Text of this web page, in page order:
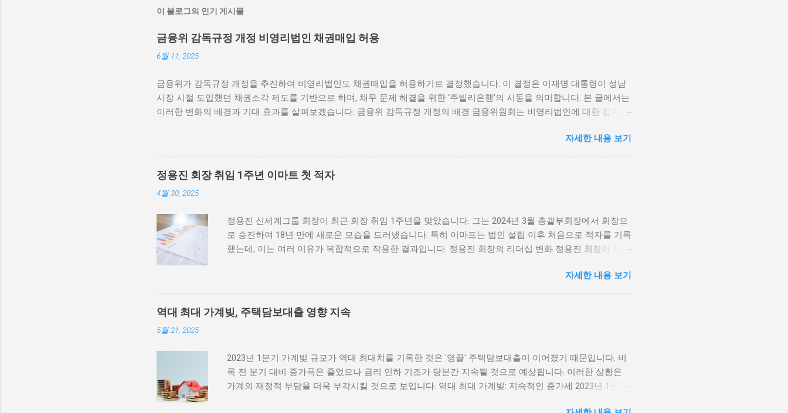
이 블로그의 인기 게시물
금융위 감독규정 개정 비영리법인 채권매입 허용
6월 11, 2025
금융위가 감독규정 개정을 추진하여 비영리법인도 채권매입을 허용하기로 결정했습니다. 이 결정은 이재명 대통령이 성남
시장 시절 도입했던 채권소각 제도를 기반으로 하며, 채무 문제 해결을 위한 ‘주빌리은행’의 시동을 의미합니다. 본 글에서는
이러한 변화의 배경과 기대 효과를 살펴보겠습니다. 금융위 감독규정 개정의 배경 금융위원회는 비영리법인에 대한 감독규
한 조치로 해석됩니다. 비영리법인은 일반적으로 기업과는 다른 목표를 가지고 운영되며, 사회적 가치를 우선시합니다. 하
지만 최근 몇 년간 경기불황과 경제적 어려움이 지속되면서 이들 법인 역시 재정적인 어려움을 겪고 있습니다. 채권 매입을
통해 자금을 확보할 수 있는 길이 열린 것은, 이들 법인이 운영에 필요한 자금을 보다 원활하게 조달할 수 있는 기회를 제공
할 것입니다. 또한, 이러한 변화는 비영리법인이 보다 안정적으로 사업을 운영할 수 있는 기반이 마련될 것이라는 점에서 긍
정적인 영향을 미칠 것입니다. 채권매입을 통한 자금 조달은 많은 비영리법인에게 새로운 가능성을 열어줄 것으로 기대됩니
다. 이 제도를 통해 많은 민간 채무가 해결되었던 사례는 비영리법인이 채권매입을 통해 재정적 어려움을 극복할 수 있는 실
질적인 방안을 제공해줄 것이라 믿습니다. 비영리법인 채권매입 허용의 기대 효과 비영리법인의 채권매입 허용은 다양한 기
대 효과를 가져올 수 있습니다. 첫 번째로, 비영리법인의 재정적 안정성을 높일 수 있습니다. 채권을 매입함으로써 법인들은
자금을 확보하여 운영의 유연성을 높일 수 있기 때문입니다. 두 번째로, 사회적 문제 해결에 기여할 수 있는 기회가 생깁니
다. 비영리법인은 종종 사회의 다양한 문제를 해결하기 위해 노력하고 있습니다. 이러한 법인이 재정적으로 안정...
자세한 내용 보기
정용진 회장 취임 1주년 이마트 첫 적자
4월 30, 2025
정용진 신세계그룹 회장이 최근 회장 취임 1주년을 맞았습니다. 그는 2024년 3월 총괄부회장에서 회장으
로 승진하여 18년 만에 새로운 모습을 드러냈습니다. 특히 이마트는 법인 설립 이후 처음으로 적자를 기록
했는데, 이는 여러 이유가 복합적으로 작용한 결과입니다. 정용진 회장의 리더십 변화 정용진 회장이 신세
고 있습니다. 그는 기존의 전통적인 유통 방식을 탈피하고 디지털 혁신을 통해 고객과의 소통을 강화하고
자 노력하고 있습니다. 그러나 이러한 변화가 성공적으로 이어지기 위해서는 많은 시간이 필요할 것입니
다. 회장 취임 직후, 정용진 회장은 전방위적인 마케팅과 프로모션을 통해 고객의 기쁨을 더욱 증대시키고
자 하였습니다. 특히, 온라인 쇼핑과 관련하여 다양한 프로그램을 도입하면서 고객의 편의를 더욱 향상시
영 전략 수립에 중요한 교훈이 될 것입니다. 이마트의 예상치 못한 첫 적자 이마트의 첫 적자는 단순히 재
무적인 문제를 넘어서, 유통업 전반에 미치는 영향이 큽니다. 이마트는 한국의 대표적인 대형 마트이자 쇼
핑 공간으로 자리 잡아왔으며, 많은 고객들에게 사랑받아 왔습니다. 그러나 최근 몇 년 간 온라인 쇼핑의
자세한 내용 보기
역대 최대 가계빚, 주택담보대출 영향 지속
5월 21, 2025
2023년 1분기 가계빚 규모가 역대 최대치를 기록한 것은 '영끌' 주택담보대출이 이어졌기 때문입니다. 비
록 전 분기 대비 증가폭은 줄었으나 금리 인하 기조가 당분간 지속될 것으로 예상됩니다. 이러한 상황은
가계의 재정적 부담을 더욱 부각시킬 것으로 보입니다. 역대 최대 가계빚: 지속적인 증가세 2023년 1분기